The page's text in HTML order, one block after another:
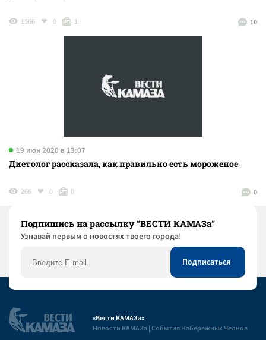
10
1566 0 1
19 июн 2020 в 13:07
Диетолог рассказала, как правильно есть мороженое
0
266 0 0
Подпишись на рассылку “ВЕСТИ КАМАЗа”
Узнaвай первым о новостях твоего города!
«Вести КАМАЗа»
Новости КАМАЗа | События Набережных Челнов